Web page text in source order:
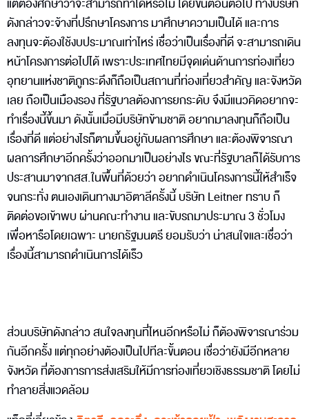
ดังกล่าวจะจ้างที่ปรึกษาโครงการ มาศึกษาความเป็นได้ และการ
ลงทุนจะต้องใช้งบประมาณเท่าไหร่ เชื่อว่าเป็นเรื่องที่ดี จะสามารถเดิน
หน้าโครงการต่อไปได้ เพราะประเทศไทยมีจุดเด่นด้านการท่องเที่ยว
อุทยานแห่งชาติภูกระดึงก็ถือเป็นสถานที่ท่องเที่ยวสำคัญ และจังหวัด
เลย ถือเป็นเมืองรอง ที่รัฐบาลต้องการยกระดับ จึงมีแนวคิดอยากจะ
ทำเรื่องนี้ขึ้นมา ดังนั้นเมื่อมีบริษัทข้ามชาติ อยากมาลงทุนก็ถือเป็น
เรื่องที่ดี แต่อย่างไรก็ตามขึ้นอยู่กับผลการศึกษา และต้องพิจารณา
ผลการศึกษาอีกครั้งว่าออกมาเป็นอย่างไร ขณะที่รัฐบาลก็ได้รับการ
ประสานมาจากสส.ในพื้นที่ด้วยว่า อยากดำเนินโครงการนี้ให้สำเร็จ
จนกระทั่ง ตนเองเดินทางมาอิตาลีครั้งนี้ บริษัท Leitner ทราบ ก็
ติดต่อขอเข้าพบ ผ่านคณะทำงาน และขับรถมาประมาณ 3 ชั่วโมง
เพื่อหารือโดยเฉพาะ นายกรัฐมนตรี ยอมรับว่า น่าสนใจและเชื่อว่า
เรื่องนี้สามารถดำเนินการได้เร็ว
ส่วนบริษัทดังกล่าว สนใจลงทุนที่ไหนอีกหรือไม่ ก็ต้องพิจารณาร่วม
กันอีกครั้ง แต่ทุกอย่างต้องเป็นไปทีละขั้นตอน เชื่อว่ายังมีอีกหลาย
จังหวัด ที่ต้องการการส่งเสริมให้มีการท่องเที่ยวเชิงธรรมชาติ โดยไม่
ทำลายสิ่งแวดล้อม